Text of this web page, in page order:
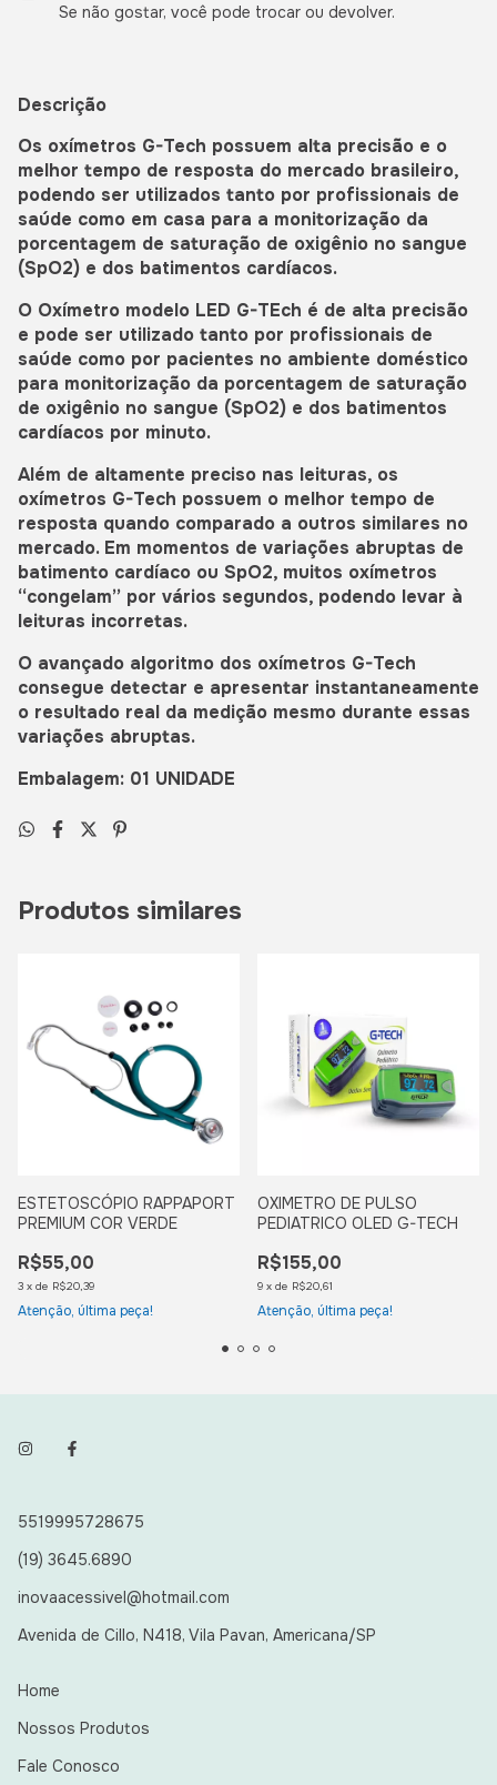
Se não gostar, você pode trocar ou devolver.
Descrição
Os oxímetros G-Tech possuem alta precisão e o
melhor tempo de resposta do mercado brasileiro,
podendo ser utilizados tanto por profissionais de
saúde como em casa para a monitorização da
porcentagem de saturação de oxigênio no sangue
(SpO2) e dos batimentos cardíacos.
O Oxímetro modelo LED G-TEch é de alta precisão
e pode ser utilizado tanto por profissionais de
saúde como por pacientes no ambiente doméstico
para monitorização da porcentagem de saturação
de oxigênio no sangue (SpO2) e dos batimentos
cardíacos por minuto.
Além de altamente preciso nas leituras, os
oxímetros G-Tech possuem o melhor tempo de
resposta quando comparado a outros similares no
mercado. Em momentos de variações abruptas de
batimento cardíaco ou SpO2, muitos oxímetros
“congelam” por vários segundos, podendo levar à
leituras incorretas.
O avançado algoritmo dos oxímetros G-Tech
consegue detectar e apresentar instantaneamente
o resultado real da medição mesmo durante essas
variações abruptas.
Embalagem: 01 UNIDADE
Produtos similares
ESTETOSCÓPIO RAPPAPORT
PREMIUM COR VERDE
R$55,00
3 x de R$20,39
Atenção, última peça!
OXIMETRO DE PULSO
PEDIATRICO OLED G-TECH
R$155,00
9 x de R$20,61
Atenção, última peça!
5519995728675
(19) 3645.6890
inovaacessivel@hotmail.com
Avenida de Cillo, N418, Vila Pavan, Americana/SP
Home
Nossos Produtos
Fale Conosco